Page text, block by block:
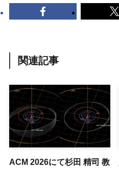
関連記事
ACM 2026にて杉田 精司 教